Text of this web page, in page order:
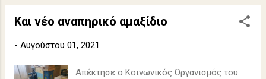
Και νέο αναπηρικό αμαξίδιο
- Αυγούστου 01, 2021
Απέκτησε ο Κοινωνικός Οργανισμός του